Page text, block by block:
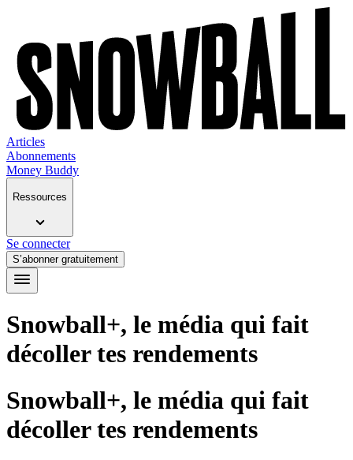
Articles
Abonnements
Money Buddy
Ressources
Se connecter
S’abonner gratuitement
Snowball+, le média qui fait
décoller tes rendements
Snowball+, le média qui fait
décoller tes rendements